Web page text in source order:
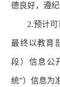
德良好，遵纪
2.预计
最终以教育
段）信息公
统”）信息为